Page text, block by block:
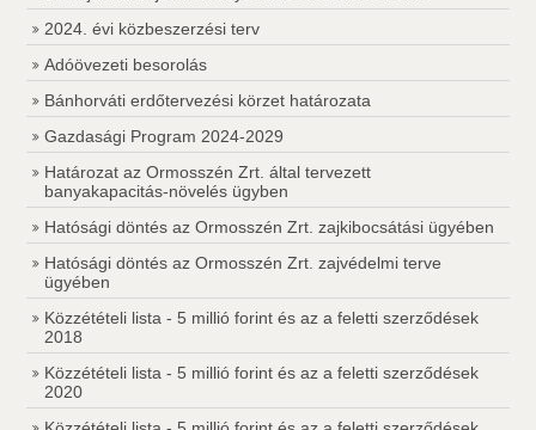
2024. évi közbeszerzési terv
Adóövezeti besorolás
Bánhorváti erdőtervezési körzet határozata
Gazdasági Program 2024-2029
Határozat az Ormosszén Zrt. által tervezett
banyakapacitás-növelés ügyben
Hatósági döntés az Ormosszén Zrt. zajkibocsátási ügyében
Hatósági döntés az Ormosszén Zrt. zajvédelmi terve
ügyében
Közzétételi lista - 5 millió forint és az a feletti szerződések
2018
Közzétételi lista - 5 millió forint és az a feletti szerződések
2020